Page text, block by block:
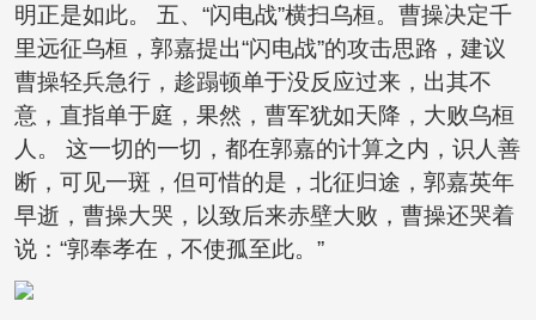
明正是如此。 五、“闪电战”横扫乌桓。曹操决定千
里远征乌桓，郭嘉提出“闪电战”的攻击思路，建议
曹操轻兵急行，趁蹋顿单于没反应过来，出其不
意，直指单于庭，果然，曹军犹如天降，大败乌桓
人。 这一切的一切，都在郭嘉的计算之内，识人善
断，可见一斑，但可惜的是，北征归途，郭嘉英年
早逝，曹操大哭，以致后来赤壁大败，曹操还哭着
说：“郭奉孝在，不使孤至此。”